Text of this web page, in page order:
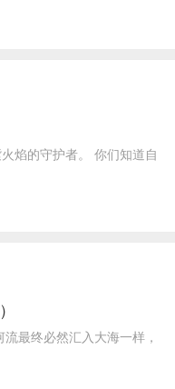
焰的守护者。 你们知道自
最终必然汇入大海一样，